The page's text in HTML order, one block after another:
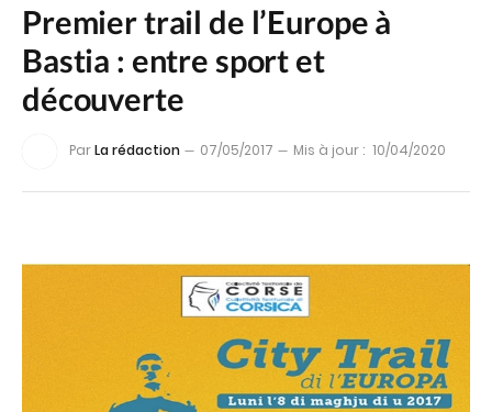
Premier trail de l’Europe à
Bastia : entre sport et
découverte
ParLa rédaction 07/05/2017 Mis à jour : 10/04/2020